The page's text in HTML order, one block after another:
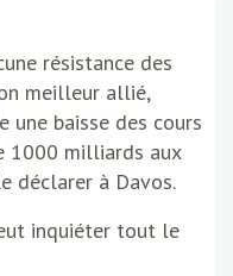
résistance des
meilleur allié,
une baisse des cours
1000 milliards aux
déclarer à Davos.
inquiéter tout le